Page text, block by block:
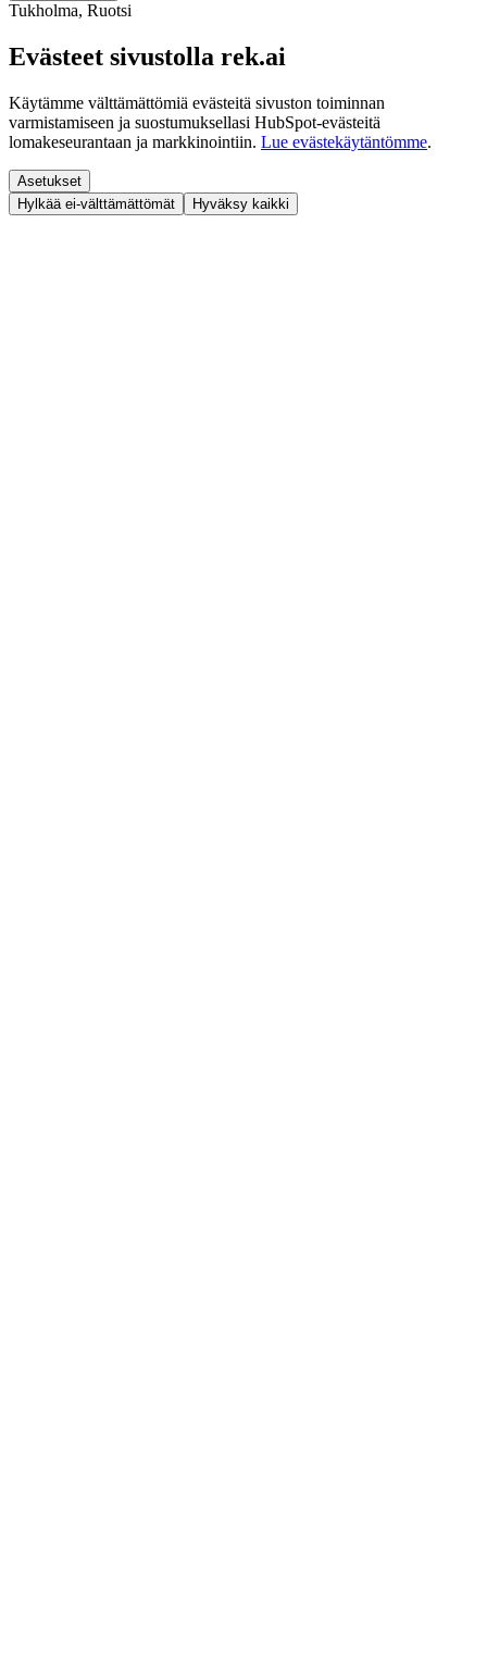
Tukholma, Ruotsi
Evästeet sivustolla rek.ai
Käytämme välttämättömiä evästeitä sivuston toiminnan
varmistamiseen ja suostumuksellasi HubSpot-evästeitä
lomakeseurantaan ja markkinointiin. Lue evästekäytäntömme.
Asetukset
Hylkää ei-välttämättömät
Hyväksy kaikki